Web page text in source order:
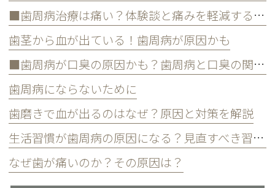
■歯周病治療は痛い？体験談と痛みを軽減する方法
歯茎から血が出ている！歯周病が原因かも
■歯周病が口臭の原因かも？歯周病と口臭の関係について
歯周病にならないために
歯磨きで血が出るのはなぜ？原因と対策を解説
生活習慣が歯周病の原因になる？見直すべき習慣とは？
なぜ歯が痛いのか？その原因は？